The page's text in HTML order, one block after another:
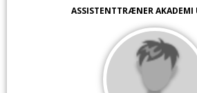
ASSISTENTTRÆNER AKADEMI